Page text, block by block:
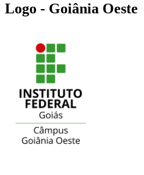
Logo - Goiânia Oeste